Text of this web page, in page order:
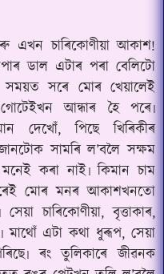
এখন চাৰিকোণীয়া আকাশ!
ডাল এটাৰ পৰা বেলিটো
সৰে মোৰ খেয়ালেই
আন্ধাৰ হৈ পৰে৷
দেখোঁ, পিছে খিৰিকীৰ
সামৰি ল’বলৈ সক্ষম
কৰা নাই৷ কিমান চাম
মোৰ মনৰ আকাশখনতো
চাৰিকোণীয়া, বৃত্তাকাৰ,
মাথোঁ এটা কথা ধুৰূপ, সেয়া
ৰং তুলিকাৰে জীৱনক